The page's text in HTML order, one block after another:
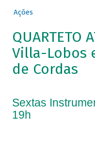
Ações
QUARTETO
Villa-Lobos
de Cordas
Sextas
19h